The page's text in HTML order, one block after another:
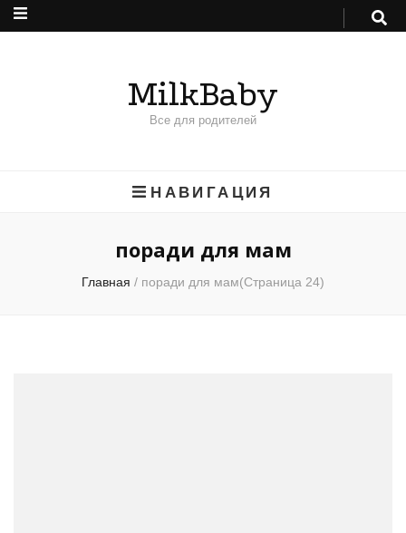
MilkBaby
Все для родителей
НАВИГАЦИЯ
поради для мам
Главная / поради для мам(Страница 24)